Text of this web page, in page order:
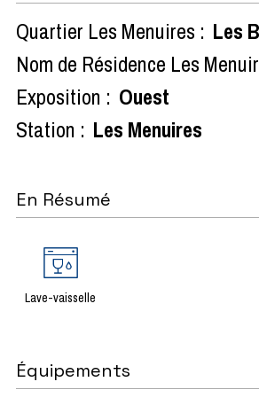
Quartier Les Menuires : Les
Nom de Résidence Les
Exposition : Ouest
Station : Les Menuires
En Résumé
Lave-vaisselle
Équipements